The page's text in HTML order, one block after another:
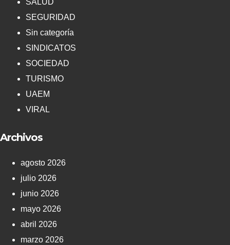
SEGURIDAD
Sin categoría
SINDICATOS
SOCIEDAD
TURISMO
UAEM
VIRAL
Archivos
agosto 2026
julio 2026
junio 2026
mayo 2026
abril 2026
marzo 2026